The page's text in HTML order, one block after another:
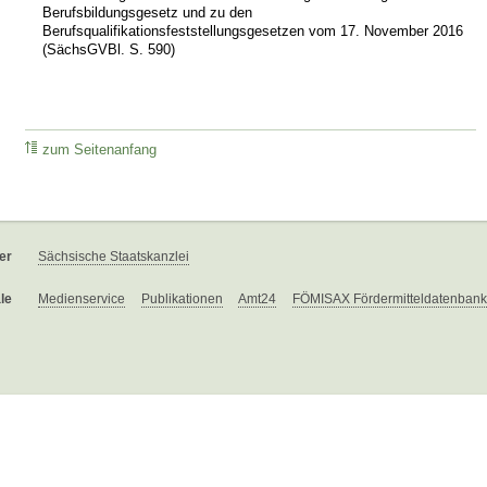
Berufsbildungsgesetz und zu den
Berufsqualifikationsfeststellungsgesetzen vom 17. November 2016
(SächsGVBl. S. 590)
zum Seitenanfang
Sächsische Staatskanzlei
Medienservice Publikationen Amt24 FÖMISAX Fördermitteldatenbank